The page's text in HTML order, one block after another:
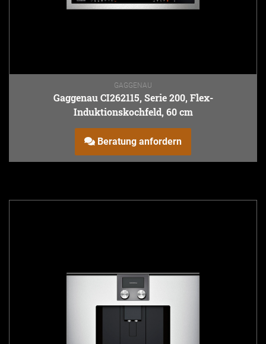
GAGGENAU
Gaggenau CI262115, Serie 200, Flex-
Induktionskochfeld, 60 cm
Beratung anfordern